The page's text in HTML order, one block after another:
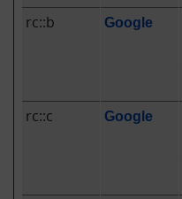
rc::b Google
rc::c Google